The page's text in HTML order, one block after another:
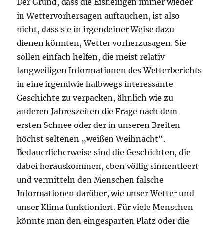
Der Grund, dass die Eisheiligen immer wieder
in Wettervorhersagen auftauchen, ist also
nicht, dass sie in irgendeiner Weise dazu
dienen könnten, Wetter vorherzusagen. Sie
sollen einfach helfen, die meist relativ
langweiligen Informationen des Wetterberichts
in eine irgendwie halbwegs interessante
Geschichte zu verpacken, ähnlich wie zu
anderen Jahreszeiten die Frage nach dem
ersten Schnee oder der in unseren Breiten
höchst seltenen „weißen Weihnacht“.
Bedauerlicherweise sind die Geschichten, die
dabei herauskommen, eben völlig sinnentleert
und vermitteln den Menschen falsche
Informationen darüber, wie unser Wetter und
unser Klima funktioniert. Für viele Menschen
könnte man den eingesparten Platz oder die